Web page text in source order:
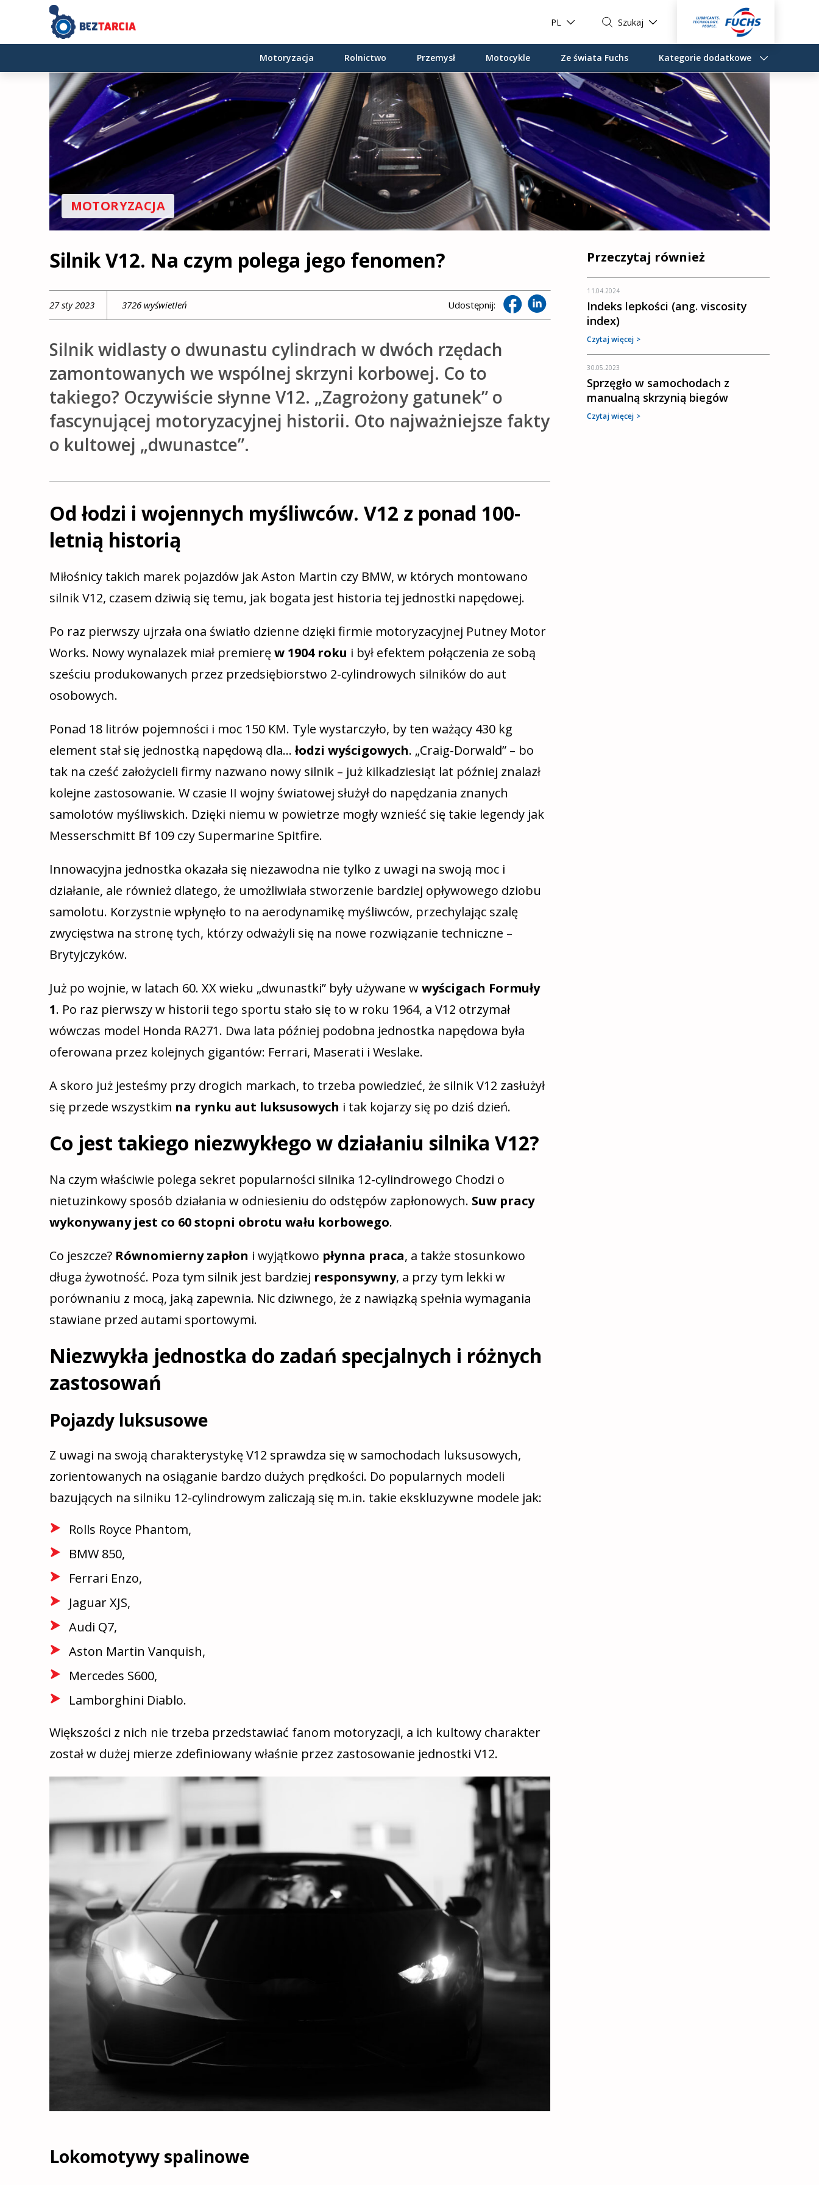
PL Szukaj
Motoryzacja Rolnictwo Przemysł Motocykle Ze świata Fuchs Kategorie dodatkowe
MOTORYZACJA
Silnik V12. Na czym polega jego fenomen?
27 sty 2023 3726 wyświetleń Udostępnij:
Silnik widlasty o dwunastu cylindrach w dwóch rzędach
zamontowanych we wspólnej skrzyni korbowej. Co to
takiego? Oczywiście słynne V12. „Zagrożony gatunek” o
fascynującej motoryzacyjnej historii. Oto najważniejsze fakty
o kultowej „dwunastce”.
Od łodzi i wojennych myśliwców. V12 z ponad 100-
letnią historią
Miłośnicy takich marek pojazdów jak Aston Martin czy BMW, w których montowano
silnik V12, czasem dziwią się temu, jak bogata jest historia tej jednostki napędowej.
Po raz pierwszy ujrzała ona światło dzienne dzięki firmie motoryzacyjnej Putney Motor
Works. Nowy wynalazek miał premieręw 1904 roku i był efektem połączenia ze sobą
sześciu produkowanych przez przedsiębiorstwo 2-cylindrowych silników do aut
osobowych.
Ponad 18 litrów pojemności i moc 150 KM. Tyle wystarczyło, by ten ważący 430 kg
element stał się jednostką napędową dla… łodzi wyścigowych. „Craig-Dorwald” – bo
tak na cześć założycieli firmy nazwano nowy silnik – już kilkadziesiąt lat później znalazł
kolejne zastosowanie. W czasie II wojny światowej służył do napędzania znanych
samolotów myśliwskich. Dzięki niemu w powietrze mogły wznieść się takie legendy jak
Messerschmitt Bf 109 czy Supermarine Spitfire.
Innowacyjna jednostka okazała się niezawodna nie tylko z uwagi na swoją moc i
działanie, ale również dlatego, że umożliwiała stworzenie bardziej opływowego dziobu
samolotu. Korzystnie wpłynęło to na aerodynamikę myśliwców, przechylając szalę
zwycięstwa na stronę tych, którzy odważyli się na nowe rozwiązanie techniczne –
Brytyjczyków.
Już po wojnie, w latach 60. XX wieku „dwunastki” były używane wwyścigach Formuły
1. Po raz pierwszy w historii tego sportu stało się to w roku 1964, a V12 otrzymał
wówczas model Honda RA271. Dwa lata później podobna jednostka napędowa była
oferowana przez kolejnych gigantów: Ferrari, Maserati i Weslake.
A skoro już jesteśmy przy drogich markach, to trzeba powiedzieć, że silnik V12 zasłużył
się przede wszystkim na rynku aut luksusowych i tak kojarzy się po dziś dzień.
Co jest takiego niezwykłego w działaniu silnika V12?
Na czym właściwie polega sekret popularności silnika 12-cylindrowego Chodzi o
nietuzinkowy sposób działania w odniesieniu do odstępów zapłonowych. Suw pracy
wykonywany jest co 60 stopni obrotu wału korbowego.
Co jeszcze? Równomierny zapłon i wyjątkowo płynna praca, a także stosunkowo
długa żywotność. Poza tym silnik jest bardziej responsywny, a przy tym lekki w
porównaniu z mocą, jaką zapewnia. Nic dziwnego, że z nawiązką spełnia wymagania
stawiane przed autami sportowymi.
Niezwykła jednostka do zadań specjalnych i różnych
zastosowań
Pojazdy luksusowe
Z uwagi na swoją charakterystykę V12 sprawdza się w samochodach luksusowych,
zorientowanych na osiąganie bardzo dużych prędkości. Do popularnych modeli
bazujących na silniku 12-cylindrowym zaliczają się m.in. takie ekskluzywne modele jak:
Rolls Royce Phantom,
BMW 850,
Ferrari Enzo,
Jaguar XJS,
Audi Q7,
Aston Martin Vanquish,
Mercedes S600,
Lamborghini Diablo.
Większości z nich nie trzeba przedstawiać fanom motoryzacji, a ich kultowy charakter
został w dużej mierze zdefiniowanywłaśnie przez zastosowanie jednostki V12.
Lokomotywy spalinowe
Przeczytaj również
11.04.2024
Indeks lepkości (ang. viscosity
index)
Czytaj więcej >
30.05.2023
Sprzęgło w samochodach z
manualną skrzynią biegów
Czytaj więcej >